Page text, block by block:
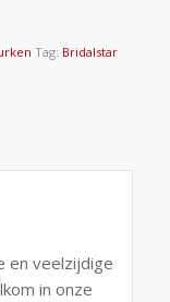
Tag: Bridalstar
en veelzijdige
in onze